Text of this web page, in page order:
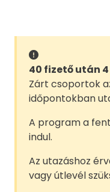
40 fizető után
Zárt csoportok
időpontokban
A program a
indul.
Az utazáshoz
vagy útlevél